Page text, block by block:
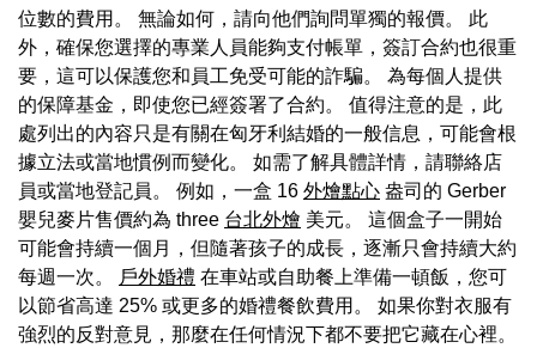
位數的費用。 無論如何，請向他們詢問單獨的報價。 此
外，確保您選擇的專業人員能夠支付帳單，簽訂合約也很重
要，這可以保護您和員工免受可能的詐騙。 為每個人提供
的保障基金，即使您已經簽署了合約。 值得注意的是，此
處列出的內容只是有關在匈牙利結婚的一般信息，可能會根
據立法或當地慣例而變化。 如需了解具體詳情，請聯絡店
員或當地登記員。 例如，一盒 16 外燴點心 盎司的 Gerber
嬰兒麥片售價約為 three 台北外燴 美元。 這個盒子一開始
可能會持續一個月，但隨著孩子的成長，逐漸只會持續大約
每週一次。
戶外婚禮 在車站或自助餐上準備一頓飯，您可
以節省高達 25% 或更多的婚禮餐飲費用。 如果你對衣服有
強烈的反對意見，那麼在任何情況下都不要把它藏在心裡。